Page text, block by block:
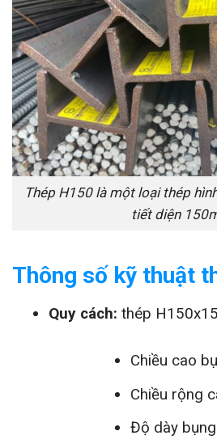
Thép H150 là một loại thép
tiết diện
Thông số kỹ thuật
Quy cách: thép
Chiều cao
Chiều rộng
Độ dày